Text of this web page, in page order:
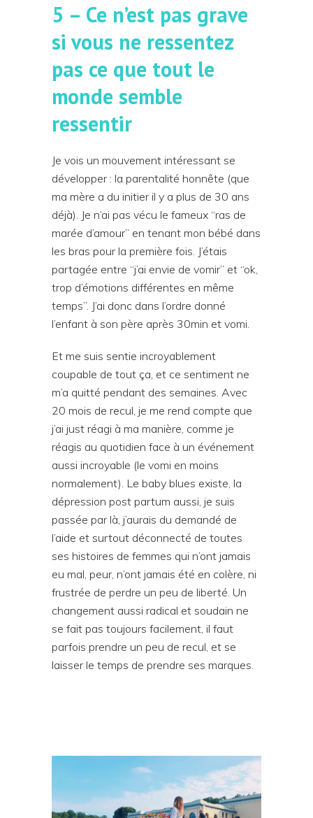
5 – Ce n’est pas grave
si vous ne ressentez
pas ce que tout le
monde semble
ressentir
Je vois un mouvement intéressant se
développer : la parentalité honnête (que
ma mère a du initier il y a plus de 30 ans
déjà). Je n’ai pas vécu le fameux “ras de
marée d’amour” en tenant mon bébé dans
les bras pour la première fois. J’étais
partagée entre “j’ai envie de vomir” et “ok,
trop d’émotions différentes en même
temps”. J’ai donc dans l’ordre donné
l’enfant à son père après 30min et vomi.
Et me suis sentie incroyablement
coupable de tout ça, et ce sentiment ne
m’a quitté pendant des semaines. Avec
20 mois de recul, je me rend compte que
j’ai just réagi à ma manière, comme je
réagis au quotidien face à un événement
aussi incroyable (le vomi en moins
normalement). Le baby blues existe, la
dépression post partum aussi, je suis
passée par là, j’aurais du demandé de
l’aide et surtout déconnecté de toutes
ses histoires de femmes qui n’ont jamais
eu mal, peur, n’ont jamais été en colère, ni
frustrée de perdre un peu de liberté. Un
changement aussi radical et soudain ne
se fait pas toujours facilement, il faut
parfois prendre un peu de recul, et se
laisser le temps de prendre ses marques.